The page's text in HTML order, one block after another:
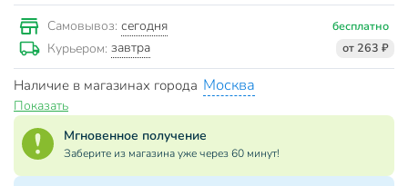
Самовывоз: сегодня бесплатно
Курьером: завтра от 263 ₽
Наличие в магазинах города Москва
Показать
Мгновенное получение
Заберите из магазина уже через 60 минут!